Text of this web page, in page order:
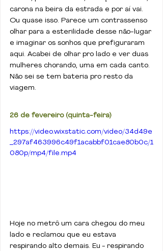
carona na beira da estrada e por aí vai.
Ou quase isso. Parece um contrassenso
olhar para a esterilidade desse não-lugar
e imaginar os sonhos que prefiguraram
aqui. Acabei de olhar pro lado e ver duas
mulheres chorando, uma em cada canto.
Não sei se tem bateria pro resto da
viagem.
26 de fevereiro (quinta-feira)
https://video.wixstatic.com/video/34d49e
_297af463996c49f1acabbf01cae80b0c/1
080p/mp4/file.mp4
Hoje no metrô um cara chegou do meu
lado e reclamou que eu estava
respirando alto demais. Eu - respirando